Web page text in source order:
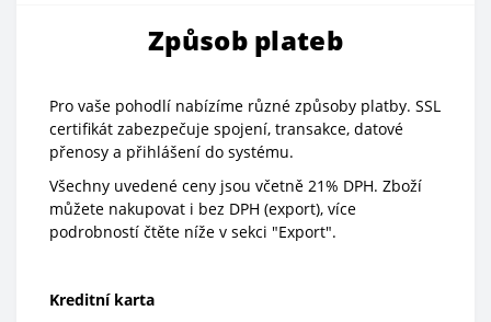
Způsob plateb
Pro vaše pohodlí nabízíme různé způsoby platby. SSL
certifikát zabezpečuje spojení, transakce, datové
přenosy a přihlášení do systému.
Všechny uvedené ceny jsou včetně 21% DPH. Zboží
můžete nakupovat i bez DPH (export), více
podrobností čtěte níže v sekci "Export".
Kreditní karta